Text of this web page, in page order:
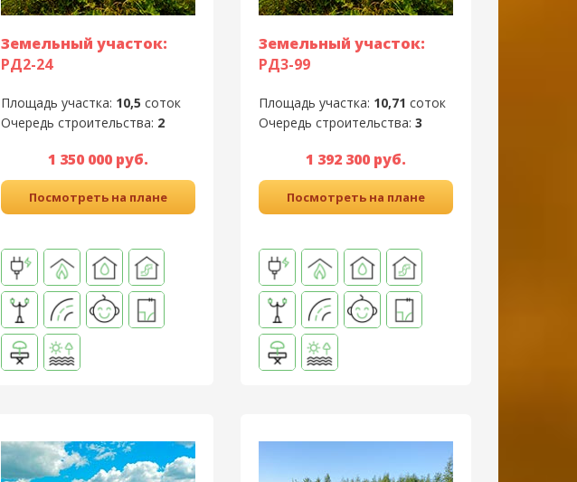
Земельный участок:
РД2-24
Площадь участка: 10,5 соток
Очередь строительства: 2
1 350 000 руб.
Посмотреть на плане
Земельный участок:
РД3-99
Площадь участка: 10,71 соток
Очередь строительства: 3
1 392 300 руб.
Посмотреть на плане